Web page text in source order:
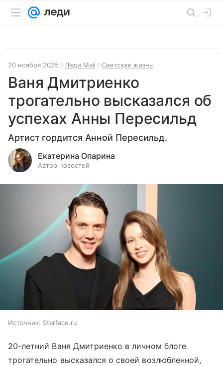
20 ноября 2025 Леди Mail Светская жизнь
Ваня Дмитриенко
трогательно высказался об
успехах Анны Пересильд
Артист гордится Анной Пересильд.
Екатерина Опарина
Автор новостей
Источник: Starface.ru
20-летний Ваня Дмитриенко в личном блоге
трогательно высказался о своей возлюбленной,